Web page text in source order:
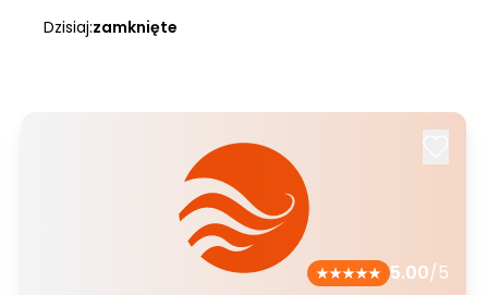
Dzisiaj:zamknięte
5.00/5